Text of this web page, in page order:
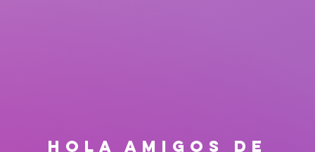
HOLA AMIGOS DE